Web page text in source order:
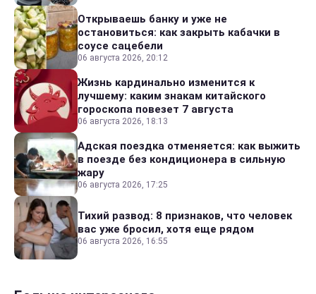
Открываешь банку и уже не
остановиться: как закрыть кабачки в
соусе сацебели
06 августа 2026, 20:12
Жизнь кардинально изменится к
лучшему: каким знакам китайского
гороскопа повезет 7 августа
06 августа 2026, 18:13
Адская поездка отменяется: как выжить
в поезде без кондиционера в сильную
жару
06 августа 2026, 17:25
Тихий развод: 8 признаков, что человек
вас уже бросил, хотя еще рядом
06 августа 2026, 16:55